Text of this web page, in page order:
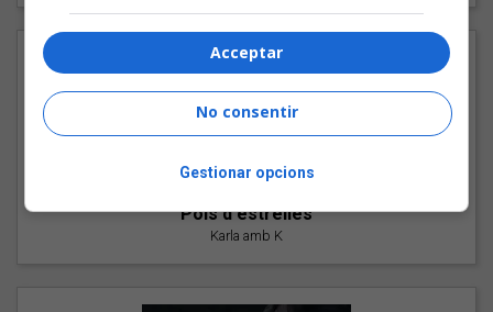
"Pols d'estrelles"
Karla amb K
Acceptar
No consentir
Gestionar opcions